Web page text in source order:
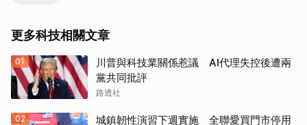
更多科技相關文章
01
川普與科技業關係惹議 AI代理失控後遭兩
黨共同批評
路透社
02 城鎮韌性演習下週實施 全聯愛買門市停用